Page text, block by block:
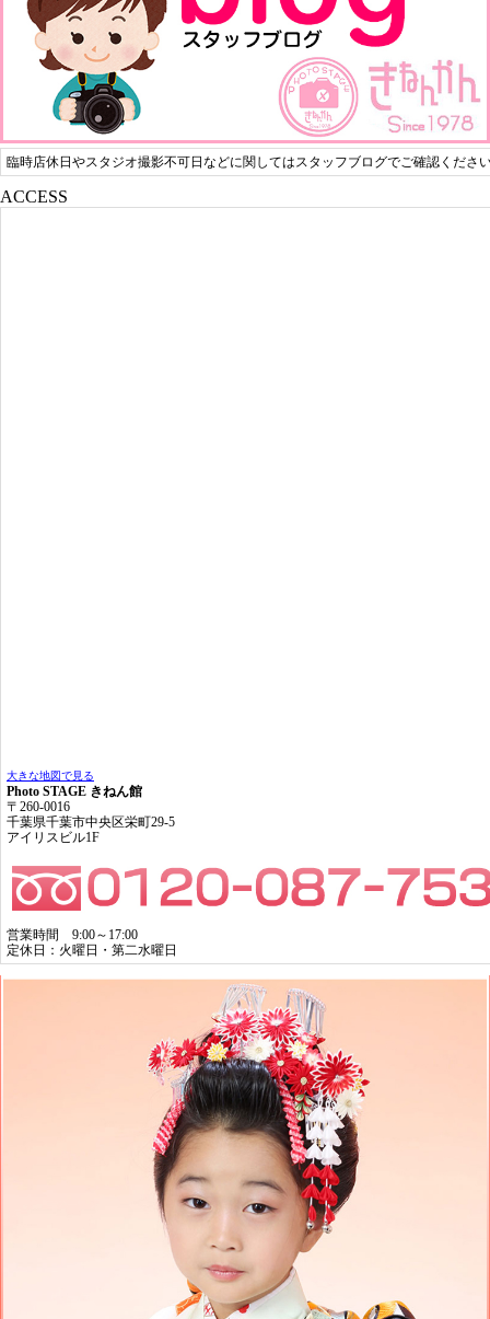
臨時店休日やスタジオ撮影不可日などに関してはスタッフブログでご確認くださ
ACCESS
大きな地図で見る
Photo STAGE きねん館
〒260-0016
千葉県千葉市中央区栄町29-5
アイリスビル1F
営業時間 9:00～17:00
定休日：火曜日・第二水曜日